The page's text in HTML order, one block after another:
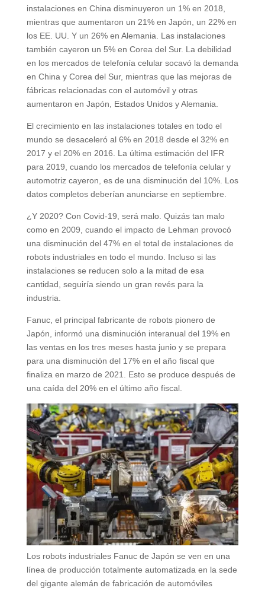
instalaciones en China disminuyeron un 1% en 2018,
mientras que aumentaron un 21% en Japón, un 22% en
los EE. UU. Y un 26% en Alemania. Las instalaciones
también cayeron un 5% en Corea del Sur. La debilidad
en los mercados de telefonía celular socavó la demanda
en China y Corea del Sur, mientras que las mejoras de
fábricas relacionadas con el automóvil y otras
aumentaron en Japón, Estados Unidos y Alemania.
El crecimiento en las instalaciones totales en todo el
mundo se desaceleró al 6% en 2018 desde el 32% en
2017 y el 20% en 2016. La última estimación del IFR
para 2019, cuando los mercados de telefonía celular y
automotriz cayeron, es de una disminución del 10%. Los
datos completos deberían anunciarse en septiembre.
¿Y 2020? Con Covid-19, será malo. Quizás tan malo
como en 2009, cuando el impacto de Lehman provocó
una disminución del 47% en el total de instalaciones de
robots industriales en todo el mundo. Incluso si las
instalaciones se reducen solo a la mitad de esa
cantidad, seguiría siendo un gran revés para la
industria.
Fanuc, el principal fabricante de robots pionero de
Japón, informó una disminución interanual del 19% en
las ventas en los tres meses hasta junio y se prepara
para una disminución del 17% en el año fiscal que
finaliza en marzo de 2021. Esto se produce después de
una caída del 20% en el último año fiscal.
Los robots industriales Fanuc de Japón se ven en una
línea de producción totalmente automatizada en la sede
del gigante alemán de fabricación de automóviles